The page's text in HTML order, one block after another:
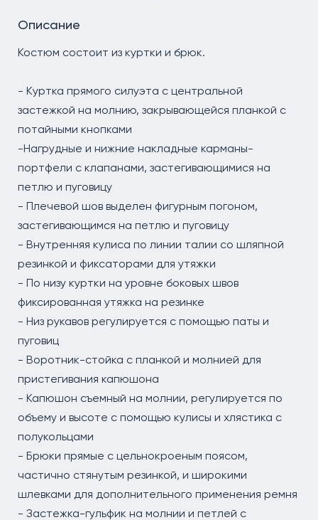
Описание
Костюм состоит из куртки и брюк.
- Куртка прямого силуэта с центральной
застежкой на молнию, закрывающейся планкой с
потайными кнопками
-Нагрудные и нижние накладные карманы-
портфели с клапанами, застегивающимися на
петлю и пуговицу
- Плечевой шов выделен фигурным погоном,
застегивающимся на петлю и пуговицу
- Внутренняя кулиса по линии талии со шляпной
резинкой и фиксаторами для утяжки
- По низу куртки на уровне боковых швов
фиксированная утяжка на резинке
- Низ рукавов регулируется с помощью паты и
пуговиц
- Воротник-стойка с планкой и молнией для
пристегивания капюшона
- Капюшон съемный на молнии, регулируется по
объему и высоте с помощью кулисы и хлястика с
полукольцами
- Брюки прямые с цельнокроеным поясом,
частично стянутым резинкой, и широкими
шлевками для дополнительного применения ремня
- Застежка-гульфик на молнии и петлей с